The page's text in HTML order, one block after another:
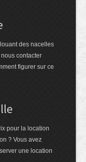
des nacelles
contacter
figurer sur ce
pour la location
? Vous avez
une location